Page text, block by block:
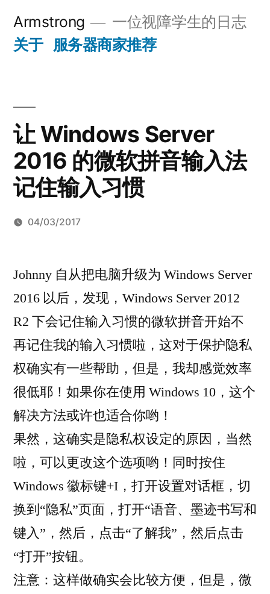
Armstrong 一位视障学生的日志
关于 服务器商家推荐
让 Windows Server
2016 的微软拼音输入法
记住输入习惯
者：
04/03/2017
让
Windows
Server
2016
微
软
拼
音
输
入
记
住
输
入
习
下
评
论
Johnny 自从把电脑升级为 Windows Server
2016 以后，发现，Windows Server 2012
R2 下会记住输入习惯的微软拼音开始不
再记住我的输入习惯啦，这对于保护隐私
权确实有一些帮助，但是，我却感觉效率
很低耶！如果你在使用 Windows 10，这个
解决方法或许也适合你哟！
果然，这确实是隐私权设定的原因，当然
啦，可以更改这个选项哟！同时按住
Windows 徽标键+I，打开设置对话框，切
换到“隐私”页面，打开“语音、墨迹书写和
键入”，然后，点击“了解我”，然后点击
“打开”按钮。
注意：这样做确实会比较方便，但是，微